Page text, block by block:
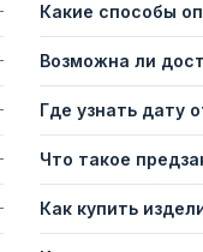
Какие способы
Возможна ли
Где узнать дату
Что такое
Как купить